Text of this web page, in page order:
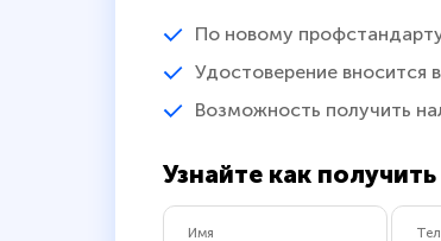
По новому
Удостоверение вносится
Возможность получить
Узнайте как получить